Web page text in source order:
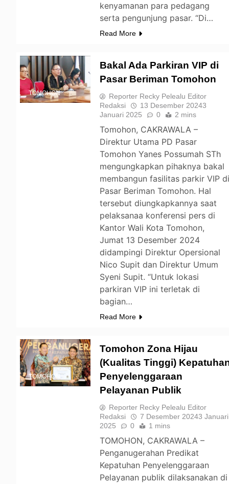
kenyamanan para pedagang
serta pengunjung pasar. “Di…
Read More
TOMOHON
Bakal Ada Parkiran VIP di
Pasar Beriman Tomohon
Reporter Recky Pelealu Editor
Redaksi
13 Desember 20243
Januari 2025
0 2 mins
Tomohon, CAKRAWALA –
Direktur Utama PD Pasar
Tomohon Yanes Possumah STh
mengungkapkan pihaknya bakal
membangun fasilitas parkir VIP
Pasar Beriman Tomohon. Hal
tersebut diungkapkannya saat
pelaksanaa konferensi pers di
Kantor Wali Kota Tomohon,
Jumat 13 Desember 2024
didampingi Direktur Opersional
Nico Supit dan Direktur Umum
Syeni Supit. “Untuk lokasi
parkiran VIP ini terletak di
bagian…
Read More
TOMOHON
Tomohon Zona Hijau
(Kualitas Tinggi)
Penyelenggaraan
Pelayanan Publik
Reporter Recky Pelealu Editor
Redaksi
7 Desember 20243 Januari
2025
0 1 mins
TOMOHON, CAKRAWALA –
Penganugerahan Predikat
Kepatuhan Penyelenggaraan
Pelayanan publik dilaksanakan di